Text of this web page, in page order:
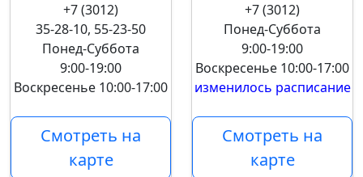
+7 (3012)
35-28-10, 55-23-50
Понед-Суббота
9:00-19:00
Воскресенье 10:00-17:00
Смотреть на
карте
+7 (3012)
Понед-Суббота
9:00-19:00
Воскресенье 10:00-17:00
изменилось расписание
Смотреть на
карте